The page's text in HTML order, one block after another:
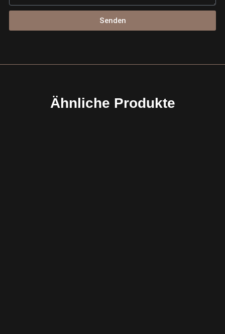
Senden
Ähnliche Produkte
based on your idea.